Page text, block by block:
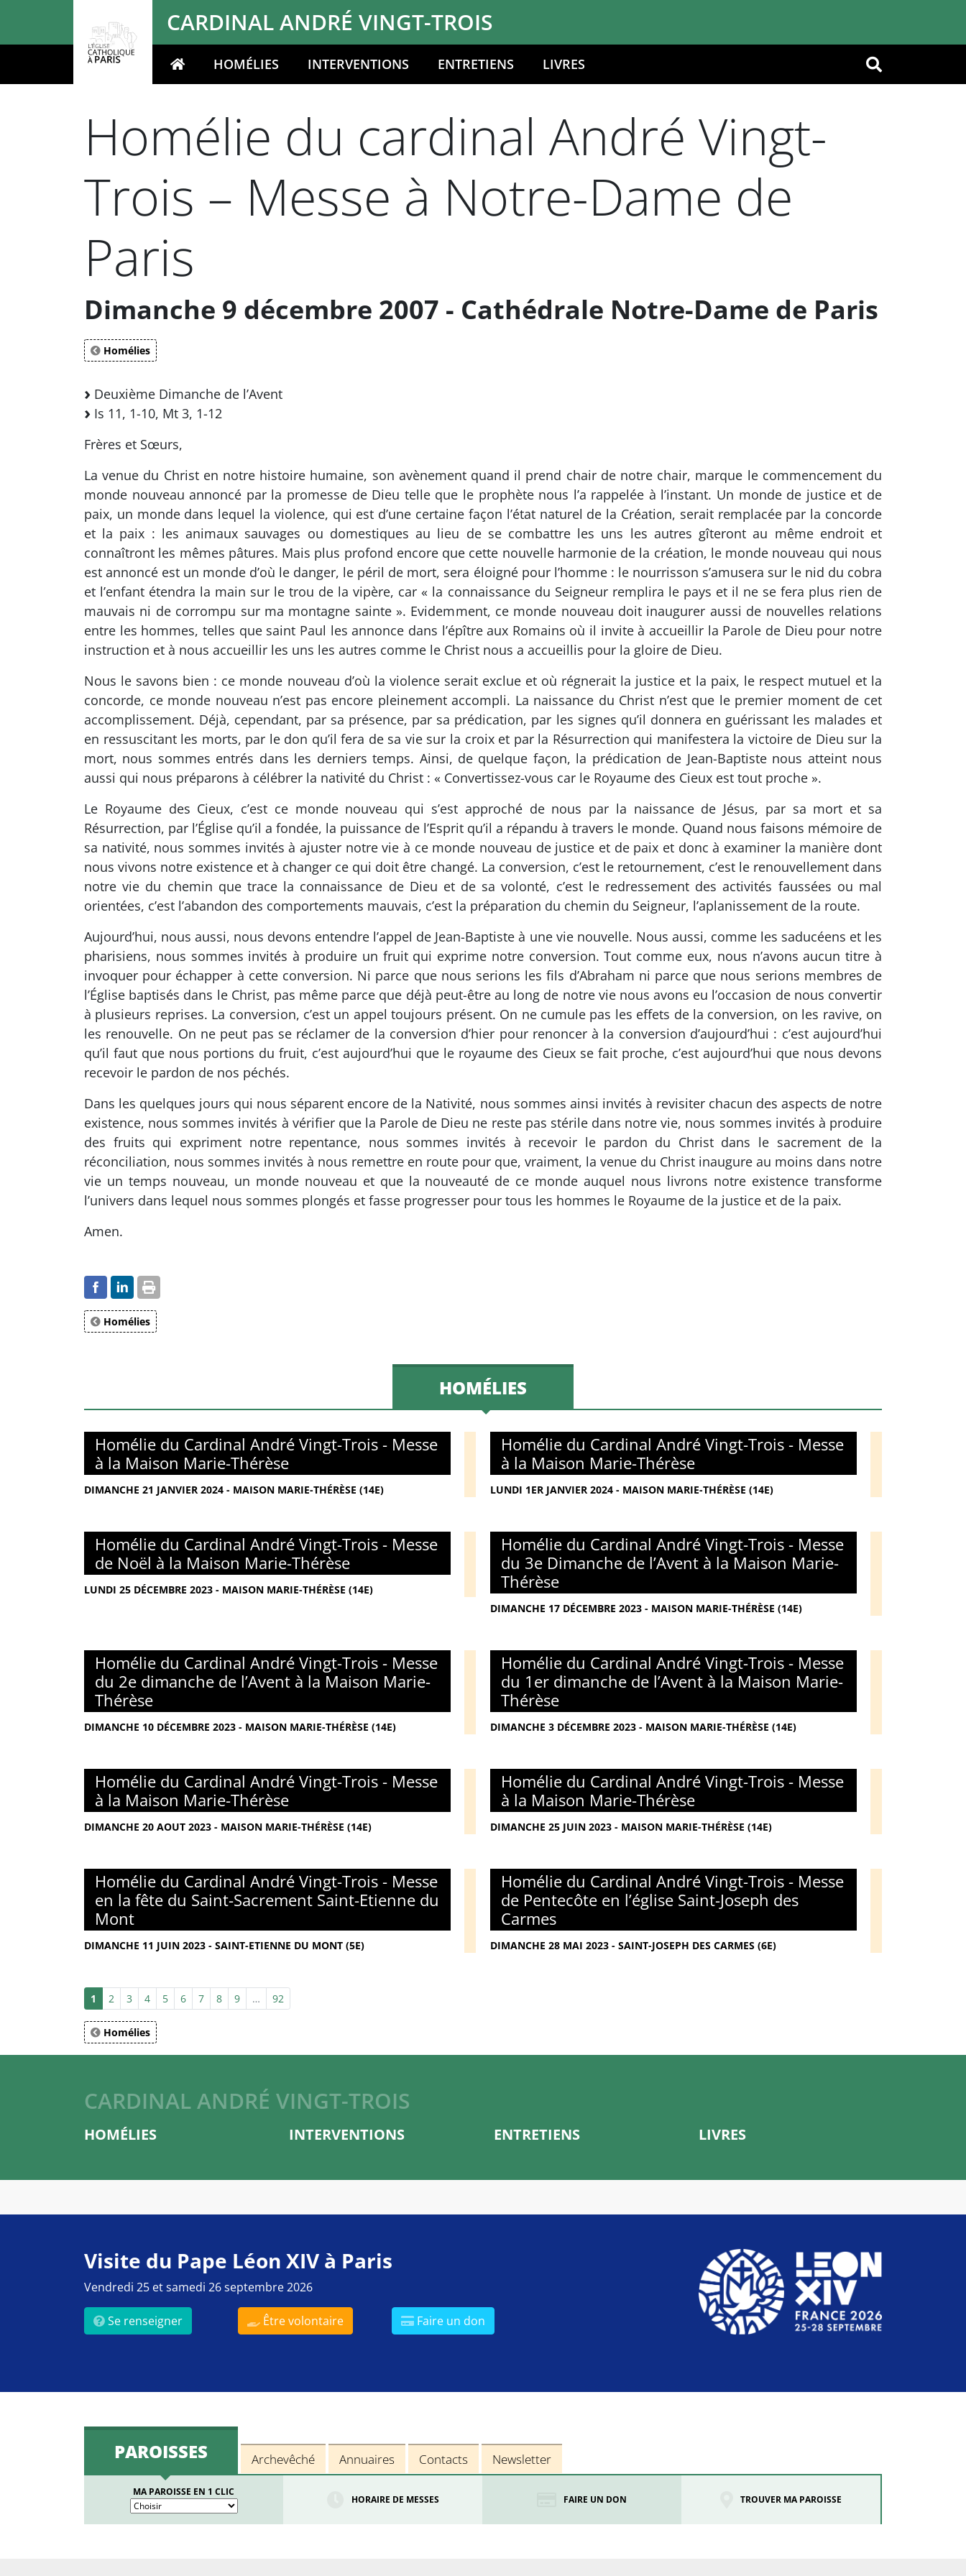
CARDINAL ANDRÉ VINGT-TROIS
Votre recherche OK
HOMÉLIES INTERVENTIONS ENTRETIENS LIVRES
Homélie du cardinal André Vingt-
Trois – Messe à Notre-Dame de
Paris
Dimanche 9 décembre 2007 - Cathédrale Notre-Dame de Paris
Homélies
Deuxième Dimanche de l’Avent
Is 11, 1-10, Mt 3, 1-12
Frères et Sœurs,
La venue du Christ en notre histoire humaine, son avènement quand il prend chair de notre chair, marque le commencement du
monde nouveau annoncé par la promesse de Dieu telle que le prophète nous l’a rappelée à l’instant. Un monde de justice et de
paix, un monde dans lequel la violence, qui est d’une certaine façon l’état naturel de la Création, serait remplacée par la concorde
et la paix : les animaux sauvages ou domestiques au lieu de se combattre les uns les autres gîteront au même endroit et
connaîtront les mêmes pâtures. Mais plus profond encore que cette nouvelle harmonie de la création, le monde nouveau qui nous
est annoncé est un monde d’où le danger, le péril de mort, sera éloigné pour l’homme : le nourrisson s’amusera sur le nid du cobra
et l’enfant étendra la main sur le trou de la vipère, car « la connaissance du Seigneur remplira le pays et il ne se fera plus rien de
mauvais ni de corrompu sur ma montagne sainte ». Evidemment, ce monde nouveau doit inaugurer aussi de nouvelles relations
entre les hommes, telles que saint Paul les annonce dans l’épître aux Romains où il invite à accueillir la Parole de Dieu pour notre
instruction et à nous accueillir les uns les autres comme le Christ nous a accueillis pour la gloire de Dieu.
Nous le savons bien : ce monde nouveau d’où la violence serait exclue et où régnerait la justice et la paix, le respect mutuel et la
concorde, ce monde nouveau n’est pas encore pleinement accompli. La naissance du Christ n’est que le premier moment de cet
accomplissement. Déjà, cependant, par sa présence, par sa prédication, par les signes qu’il donnera en guérissant les malades et
en ressuscitant les morts, par le don qu’il fera de sa vie sur la croix et par la Résurrection qui manifestera la victoire de Dieu sur la
mort, nous sommes entrés dans les derniers temps. Ainsi, de quelque façon, la prédication de Jean-Baptiste nous atteint nous
aussi qui nous préparons à célébrer la nativité du Christ : « Convertissez-vous car le Royaume des Cieux est tout proche ».
Le Royaume des Cieux, c’est ce monde nouveau qui s’est approché de nous par la naissance de Jésus, par sa mort et sa
Résurrection, par l’Église qu’il a fondée, la puissance de l’Esprit qu’il a répandu à travers le monde. Quand nous faisons mémoire de
sa nativité, nous sommes invités à ajuster notre vie à ce monde nouveau de justice et de paix et donc à examiner la manière dont
nous vivons notre existence et à changer ce qui doit être changé. La conversion, c’est le retournement, c’est le renouvellement dans
notre vie du chemin que trace la connaissance de Dieu et de sa volonté, c’est le redressement des activités faussées ou mal
orientées, c’est l’abandon des comportements mauvais, c’est la préparation du chemin du Seigneur, l’aplanissement de la route.
Aujourd’hui, nous aussi, nous devons entendre l’appel de Jean-Baptiste à une vie nouvelle. Nous aussi, comme les saducéens et les
pharisiens, nous sommes invités à produire un fruit qui exprime notre conversion. Tout comme eux, nous n’avons aucun titre à
invoquer pour échapper à cette conversion. Ni parce que nous serions les fils d’Abraham ni parce que nous serions membres de
l’Église baptisés dans le Christ, pas même parce que déjà peut-être au long de notre vie nous avons eu l’occasion de nous convertir
à plusieurs reprises. La conversion, c’est un appel toujours présent. On ne cumule pas les effets de la conversion, on les ravive, on
les renouvelle. On ne peut pas se réclamer de la conversion d’hier pour renoncer à la conversion d’aujourd’hui : c’est aujourd’hui
qu’il faut que nous portions du fruit, c’est aujourd’hui que le royaume des Cieux se fait proche, c’est aujourd’hui que nous devons
recevoir le pardon de nos péchés.
Dans les quelques jours qui nous séparent encore de la Nativité, nous sommes ainsi invités à revisiter chacun des aspects de notre
existence, nous sommes invités à vérifier que la Parole de Dieu ne reste pas stérile dans notre vie, nous sommes invités à produire
des fruits qui expriment notre repentance, nous sommes invités à recevoir le pardon du Christ dans le sacrement de la
réconciliation, nous sommes invités à nous remettre en route pour que, vraiment, la venue du Christ inaugure au moins dans notre
vie un temps nouveau, un monde nouveau et que la nouveauté de ce monde auquel nous livrons notre existence transforme
l’univers dans lequel nous sommes plongés et fasse progresser pour tous les hommes le Royaume de la justice et de la paix.
Amen.
Homélies
HOMÉLIES
Homélie du Cardinal André Vingt-Trois - Messe
à la Maison Marie-Thérèse
DIMANCHE 21 JANVIER 2024 - MAISON MARIE-THÉRÈSE (14E)
Homélie du Cardinal André Vingt-Trois - Messe
à la Maison Marie-Thérèse
LUNDI 1ER JANVIER 2024 - MAISON MARIE-THÉRÈSE (14E)
Homélie du Cardinal André Vingt-Trois - Messe
de Noël à la Maison Marie-Thérèse
LUNDI 25 DÉCEMBRE 2023 - MAISON MARIE-THÉRÈSE (14E)
Homélie du Cardinal André Vingt-Trois - Messe
du 3e Dimanche de l’Avent à la Maison Marie-
Thérèse
DIMANCHE 17 DÉCEMBRE 2023 - MAISON MARIE-THÉRÈSE (14E)
Homélie du Cardinal André Vingt-Trois - Messe
du 2e dimanche de l’Avent à la Maison Marie-
Thérèse
DIMANCHE 10 DÉCEMBRE 2023 - MAISON MARIE-THÉRÈSE (14E)
Homélie du Cardinal André Vingt-Trois - Messe
du 1er dimanche de l’Avent à la Maison Marie-
Thérèse
DIMANCHE 3 DÉCEMBRE 2023 - MAISON MARIE-THÉRÈSE (14E)
Homélie du Cardinal André Vingt-Trois - Messe
à la Maison Marie-Thérèse
DIMANCHE 20 AOUT 2023 - MAISON MARIE-THÉRÈSE (14E)
Homélie du Cardinal André Vingt-Trois - Messe
à la Maison Marie-Thérèse
DIMANCHE 25 JUIN 2023 - MAISON MARIE-THÉRÈSE (14E)
Homélie du Cardinal André Vingt-Trois - Messe
en la fête du Saint-Sacrement Saint-Etienne du
Mont
DIMANCHE 11 JUIN 2023 - SAINT-ETIENNE DU MONT (5E)
Homélie du Cardinal André Vingt-Trois - Messe
de Pentecôte en l’église Saint-Joseph des
Carmes
DIMANCHE 28 MAI 2023 - SAINT-JOSEPH DES CARMES (6E)
1 2 3 4 5 6 7 8 9 … 92
Homélies
CARDINAL ANDRÉ VINGT-TROIS
HOMÉLIES INTERVENTIONS ENTRETIENS LIVRES
Visite du Pape Léon XIV à Paris
Vendredi 25 et samedi 26 septembre 2026
Se renseigner Être volontaire Faire un don
PAROISSES Archevêché Annuaires Contacts Newsletter
MA PAROISSE EN 1 CLIC
HORAIRE DE MESSES FAIRE UN DON TROUVER MA PAROISSE